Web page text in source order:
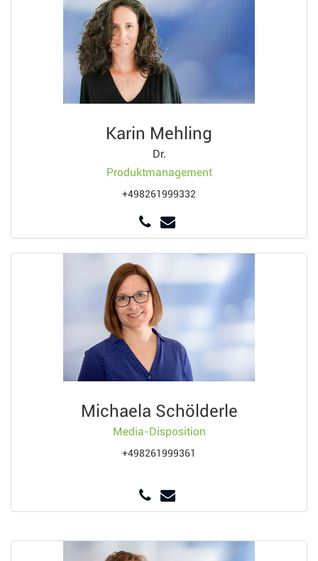
Karin Mehling
Dr.
Produktmanagement
+498261999332
Michaela Schölderle
Media-Disposition
+498261999361